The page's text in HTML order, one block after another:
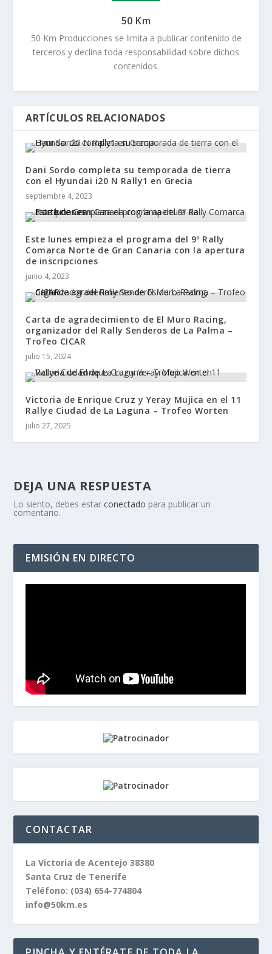
50 Km
50 Km Producciones se limita a publicar contenido de
terceros y declina toda responsabilidad sobre dichos
contenidos.
ARTÍCULOS RELACIONADOS
Dani Sordo completa su temporada de tierra
con el Hyundai i20 N Rally1 en Grecia
septiembre 4, 2023
Este lunes empieza el programa del 9º Rally
Comarca Norte de Gran Canaria con la apertura
de inscripciones
junio 4, 2023
Carta de agradecimiento de El Muro Racing,
organizador del Rally Senderos de La Palma –
Trofeo CICAR
julio 15, 2024
Victoria de Enrique Cruz y Yeray Mujica en el 11
Rallye Ciudad de La Laguna – Trofeo Worten
julio 27, 2025
DEJA UNA RESPUESTA
Lo siento, debes estarconectado para publicar un
comentario.
EMISIÓN EN DIRECTO
CONTACTAR
La Victoria de Acentejo 38380
Santa Cruz de Tenerife
Teléfono: (034) 654-774804
info@50km.es